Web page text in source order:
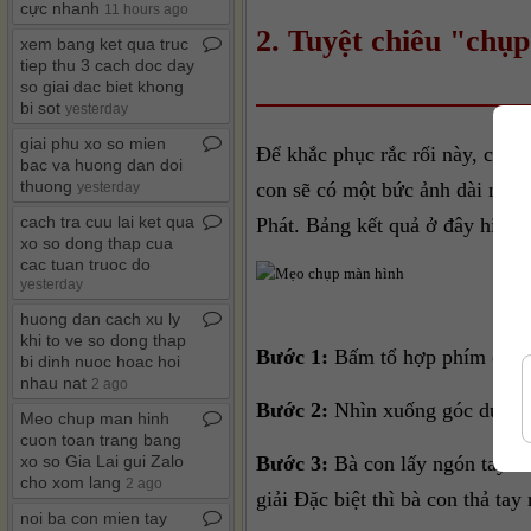
2. Tuyệt chiêu
Để khắc phục rắc rối này, các
con sẽ có một bức ảnh dài
Phát. Bảng kết quả ở đây hiển
Bước 1: Bấm tổ hợp phím
Bước 2: Nhìn xuống góc dưới
Bước 3: Bà con lấy ngón tay
giải Đặc biệt thì bà con thả tay
cực nhanh 11 hours ago
xem bang ket qua truc
tiep thu 3 cach doc day
so giai dac biet khong
bi sot yesterday
giai phu xo so mien
bac va huong dan doi
thuong yesterday
cach tra cuu lai ket qua
xo so dong thap cua
cac tuan truoc do
yesterday
huong dan cach xu ly
khi to ve so dong thap
bi dinh nuoc hoac hoi
nhau nat 2 ago
Meo chup man hinh
cuon toan trang bang
xo so Gia Lai gui Zalo
cho xom lang 2 ago
noi ba con mien tay